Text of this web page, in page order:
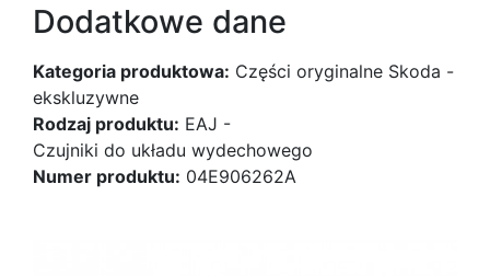
Dodatkowe dane
Kategoria produktowa: Części oryginalne Skoda -
ekskluzywne
Rodzaj produktu: EAJ -
Czujniki do układu wydechowego
Numer produktu: 04E906262A